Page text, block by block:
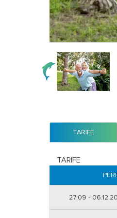
TARIFE
TARIFE
27.09 -